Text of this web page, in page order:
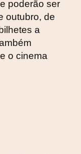
poderão ser
outubro, de
a
o cinema